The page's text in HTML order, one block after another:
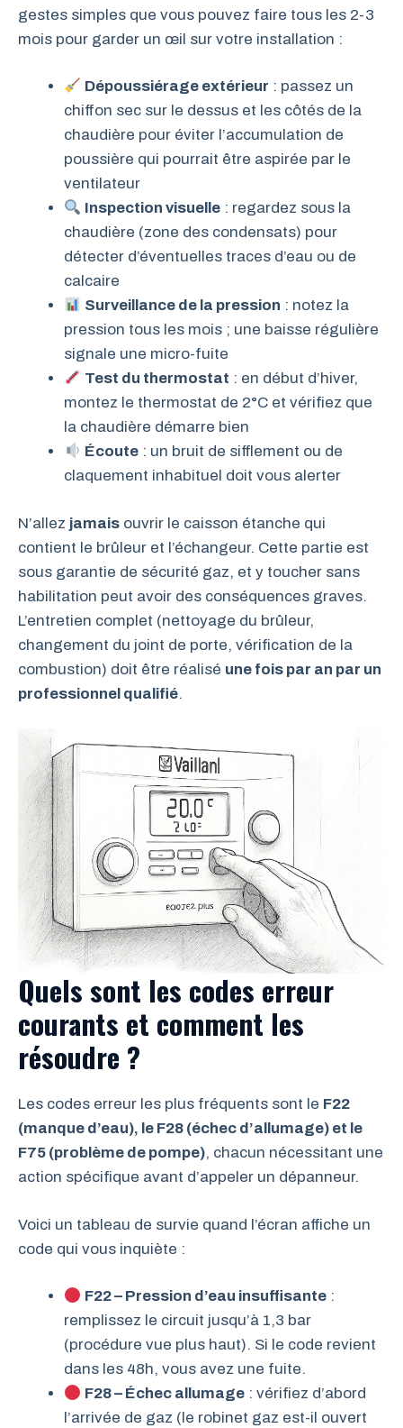
gestes simples que vous pouvez faire tous les 2-3
mois pour garder un œil sur votre installation :
Dépoussiérage extérieur : passez un
chiffon sec sur le dessus et les côtés de la
chaudière pour éviter l’accumulation de
poussière qui pourrait être aspirée par le
ventilateur
Inspection visuelle : regardez sous la
chaudière (zone des condensats) pour
détecter d’éventuelles traces d’eau ou de
calcaire
Surveillance de la pression : notez la
pression tous les mois ; une baisse régulière
signale une micro-fuite
Test du thermostat : en début d’hiver,
montez le thermostat de 2°C et vérifiez que
la chaudière démarre bien
Écoute : un bruit de sifflement ou de
claquement inhabituel doit vous alerter
N’allez jamais ouvrir le caisson étanche qui
contient le brûleur et l’échangeur. Cette partie est
sous garantie de sécurité gaz, et y toucher sans
habilitation peut avoir des conséquences graves.
L’entretien complet (nettoyage du brûleur,
changement du joint de porte, vérification de la
combustion) doit être réalisé une fois par an par un
professionnel qualifié.
Quels sont les codes erreur
courants et comment les
résoudre ?
Les codes erreur les plus fréquents sont le F22
(manque d’eau), le F28 (échec d’allumage) et le
F75 (problème de pompe), chacun nécessitant une
action spécifique avant d’appeler un dépanneur.
Voici un tableau de survie quand l’écran affiche un
code qui vous inquiète :
F22 – Pression d’eau insuffisante :
remplissez le circuit jusqu’à 1,3 bar
(procédure vue plus haut). Si le code revient
dans les 48h, vous avez une fuite.
F28 – Échec allumage : vérifiez d’abord
l’arrivée de gaz (le robinet gaz est-il ouvert